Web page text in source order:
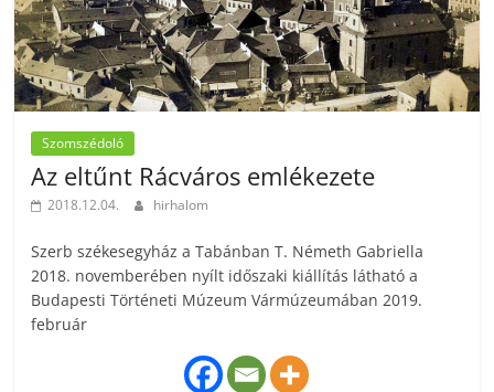
Szomszédoló
Az eltűnt Rácváros emlékezete
2018.12.04. hirhalom
Szerb székesegyház a Tabánban T. Németh Gabriella
2018. novemberében nyílt időszaki kiállítás látható a
Budapesti Történeti Múzeum Vármúzeumában 2019.
február